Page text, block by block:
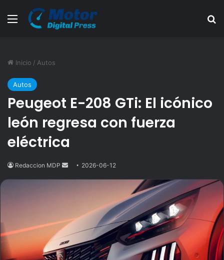
Menú
Inicio / Autos
Autos
Peugeot E-208 GTi: El icónico
león regresa con fuerza
eléctrica
Redaccion MDP
Send2026-06-12